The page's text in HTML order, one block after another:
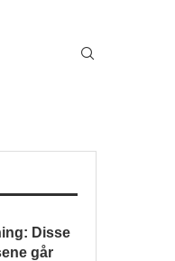
Disse
går